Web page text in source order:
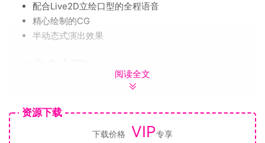
配合Live2D立绘口型的全程语音
精心绘制的CG
半动态式演出效果
年龄：18岁/身高：163cm
活泼好动的小灵狐，从小和天狐大人生活在一座深山里的庙宇
之中，对人类的世界了解不多，因此充满了好奇。
阅读全文
资源下载
下载价格 VIP专享